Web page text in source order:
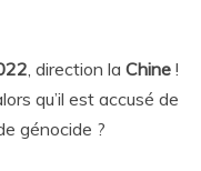
, direction la Chine !
qu’il est accusé de
génocide ?